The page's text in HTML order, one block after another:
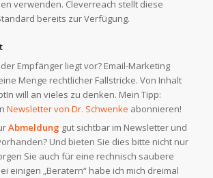
verwenden. Cleverreach stellt diese
bereits zur Verfügung.
der Empfänger liegt vor? Email-Marketing
Menge rechtlicher Fallstricke. Von Inhalt
will an vieles zu denken. Mein Tipp:
Newsletter von Dr. Schwenke abonnieren!
Abmeldung gut sichtbar im Newsletter und
Und bieten Sie dies bitte nicht nur
Sie auch für eine rechnisch saubere
einigen „Beratern“ habe ich mich dreimal